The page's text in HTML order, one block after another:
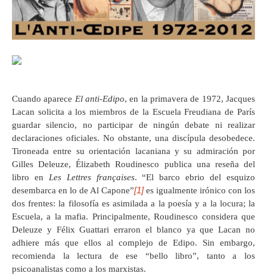
Cuando aparece El anti-Edipo, en la primavera de 1972, Jacques
Lacan solicita a los miembros de la Escuela Freudiana de París
guardar silencio, no participar de ningún debate ni realizar
declaraciones oficiales. No obstante, una discípula desobedece.
Tironeada entre su orientación lacaniana y su admiración por
Gilles Deleuze, Élizabeth Roudinesco publica una reseña del
libro en Les Lettres françaises. “El barco ebrio del esquizo
desembarca en lo de Al Capone”[1]es igualmente irónico con los
dos frentes: la filosofía es asimilada a la poesía y a la locura; la
Escuela, a la mafia. Principalmente, Roudinesco considera que
Deleuze y Félix Guattari erraron el blanco ya que Lacan no
adhiere más que ellos al complejo de Edipo. Sin embargo,
recomienda la lectura de ese “bello libro”, tanto a los
psicoanalistas como a los marxistas.